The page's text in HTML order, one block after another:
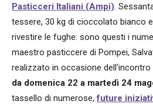
Pasticceri Italiani (Ampi).
tessere, 30 kg di cioccolato bianco
rivestire le fughe: sono questi i
maestro pasticcere di Pompei,
realizzato in occasione dell'incontro
da domenica 22 a martedì 24
tassello di numerose,future